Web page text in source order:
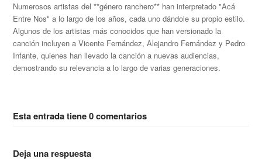
Numerosos artistas del **género ranchero** han interpretado "Acá
Entre Nos" a lo largo de los años, cada uno dándole su propio estilo.
Algunos de los artistas más conocidos que han versionado la
canción incluyen a Vicente Fernández, Alejandro Fernández y Pedro
Infante, quienes han llevado la canción a nuevas audiencias,
demostrando su relevancia a lo largo de varias generaciones.
Esta entrada tiene 0 comentarios
Deja una respuesta